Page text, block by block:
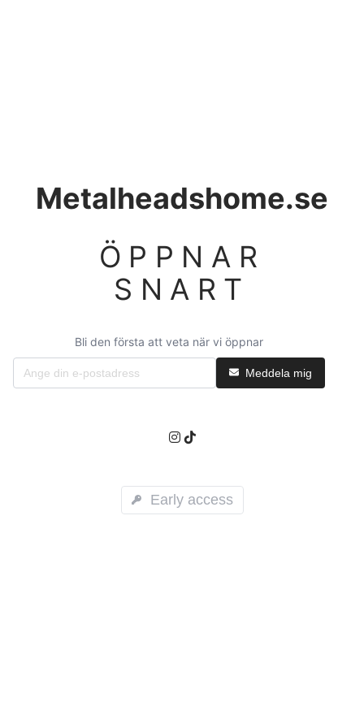
Metalheadshome.se
ÖPPNAR
SNART
Bli den första att veta när vi öppnar
Meddela mig
Early access